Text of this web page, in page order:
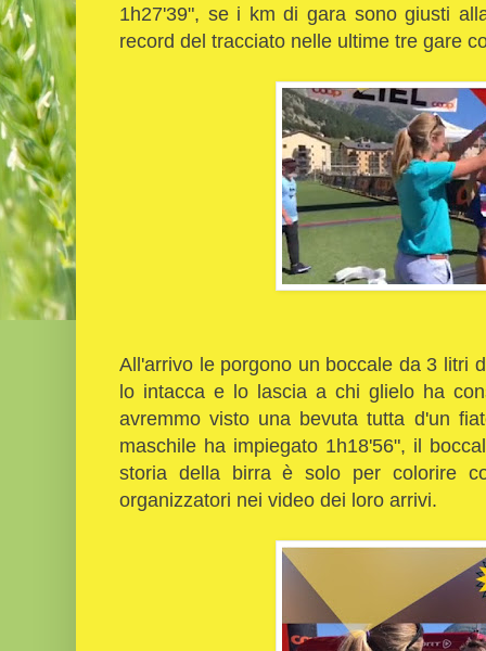
1h27'39", se i km di gara sono giusti
record del tracciato nelle ultime tre gare
All'arrivo le porgono un boccale da 3 litri
lo intacca e lo lascia a chi glielo ha
avremmo visto una bevuta tutta d'un
maschile ha impiegato 1h18'56", il
storia della birra è solo per colorire
organizzatori nei video dei loro arrivi.